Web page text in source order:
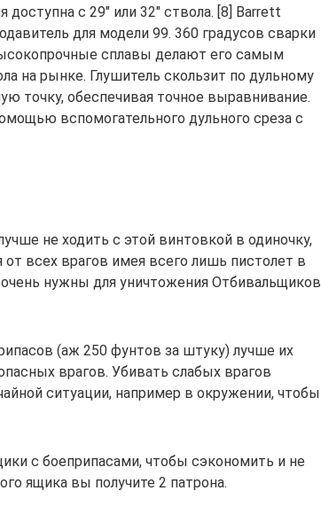
с 29″ или 32″ ствола. [8] Barrett
для модели 99. 360 градусов сварки
сплавы делают его самым
на рынке. Глушитель скользит по дульному
точку, обеспечивая точное выравнивание.
вспомогательного дульного среза с
не ходить с этой винтовкой в одиночку,
всех врагов имея всего лишь пистолет в
нужны для уничтожения Отбивальщиков
(аж 250 фунтов за штуку) лучше их
врагов. Убивать слабых врагов
ситуации, например в окружении, чтобы
с боеприпасами, чтобы сэкономить и не
ящика вы получите 2 патрона.